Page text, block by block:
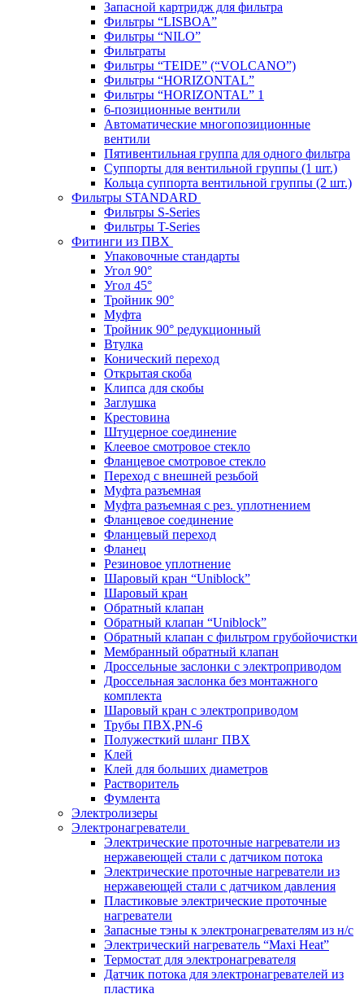
Запасной картридж для фильтра
Фильтры “LISBOA”
Фильтры “NILO”
Фильтраты
Фильтры “TEIDE” (“VOLСANO”)
Фильтры “HORIZONTAL”
Фильтры “HORIZONTAL” 1
6-позиционные вентили
Автоматические многопозиционные
вентили
Пятивентильная группа для одного фильтра
Суппорты для вентильной группы (1 шт.)
Кольца суппорта вентильной группы (2 шт.)
Фильтры STANDARD
Фильтры S-Series
Фильтры T-Series
Фитинги из ПВХ
Упаковочные стандарты
Угол 90°
Угол 45°
Тройник 90°
Муфта
Тройник 90° редукционный
Втулка
Конический переход
Открытая скоба
Клипса для скобы
Заглушка
Крестовина
Штуцерное соединение
Клеевое смотровое стекло
Фланцевое смотровое стекло
Переход с внешней резьбой
Муфта разъемная
Муфта разъемная с рез. уплотнением
Фланцевое соединение
Фланцевый переход
Фланец
Резиновое уплотнение
Шаровый кран “Uniblock”
Шаровый кран
Обратный клапан
Обратный клапан “Uniblock”
Обратный клапан с фильтром грубойочистки
Мембранный обратный клапан
Дроссельные заслонки с электроприводом
Дроссельная заслонка без монтажного
комплекта
Шаровый кран с электроприводом
Трубы ПВХ,PN-6
Полужесткий шланг ПВХ
Клей
Клей для больших диаметров
Растворитель
Фумлента
Электролизеры
Электронагреватели
Электрические проточные нагреватели из
нержавеющей стали с датчиком потока
Электрические проточные нагреватели из
нержавеющей стали с датчиком давления
Пластиковые электрические проточные
нагреватели
Запасные тэны к электронагревателям из н/с
Электрический нагреватель “Maxi Heat”
Термостат для электронагревателя
Датчик потока для электронагревателей из
пластика